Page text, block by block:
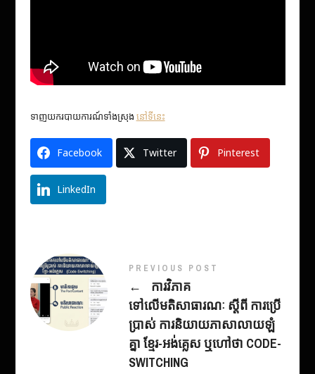
ទាញយករបាយការណ៍ទាំងស្រុង នៅទីនេះ
Facebook Twitter Pinterest
LinkedIn
PREVIOUS POST
←
ការវិភាគ
ទៅលើមតិសាធារណៈ ស្តីពី ការប្រើ
ប្រាស់ ការនិយាយភាសាលាយឡំ
គ្នា ខ្មែរ-អង់គ្លេស ឬហៅថា CODE-
SWITCHING